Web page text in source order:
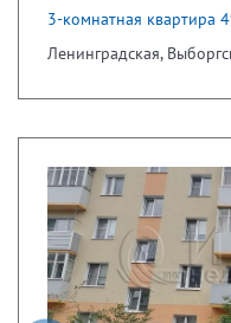
3-комнатная квартира
Ленинградская,